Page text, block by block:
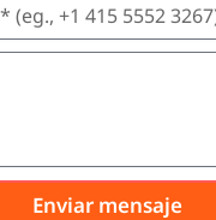
a
m
Enviar mensaje